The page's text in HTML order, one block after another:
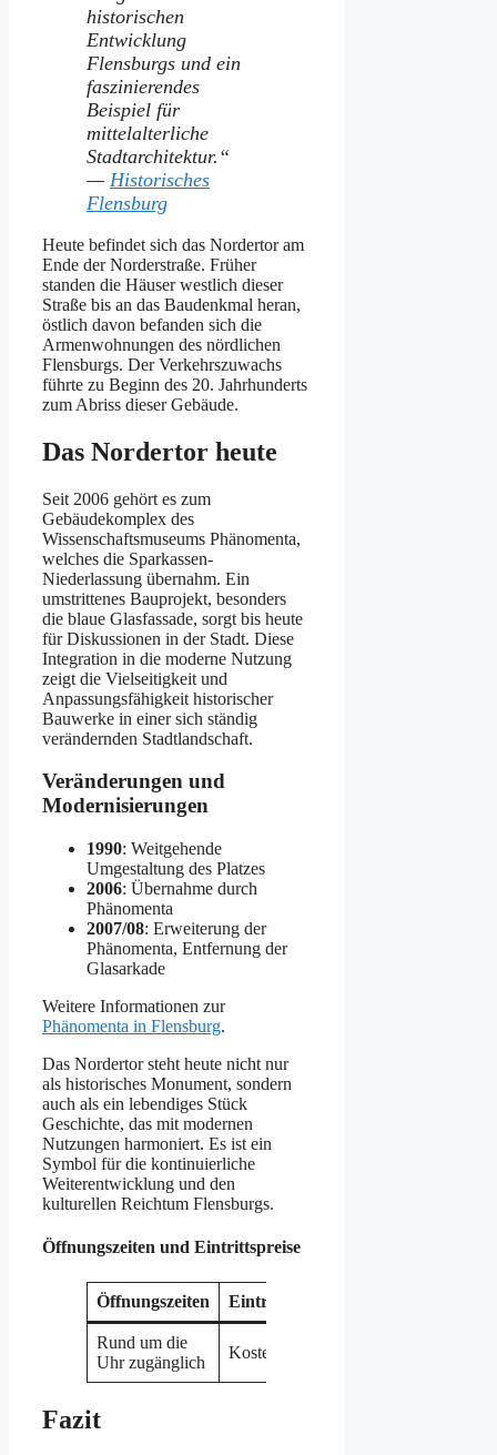
historischen
Entwicklung
Flensburgs und ein
faszinierendes
Beispiel für
mittelalterliche
Stadtarchitektur.“
— Historisches
Flensburg
Heute befindet sich das Nordertor am
Ende der Norderstraße. Früher
standen die Häuser westlich dieser
Straße bis an das Baudenkmal heran,
östlich davon befanden sich die
Armenwohnungen des nördlichen
Flensburgs. Der Verkehrszuwachs
führte zu Beginn des 20. Jahrhunderts
zum Abriss dieser Gebäude.
Das Nordertor heute
Seit 2006 gehört es zum
Gebäudekomplex des
Wissenschaftsmuseums Phänomenta,
welches die Sparkassen-
Niederlassung übernahm. Ein
umstrittenes Bauprojekt, besonders
die blaue Glasfassade, sorgt bis heute
für Diskussionen in der Stadt. Diese
Integration in die moderne Nutzung
zeigt die Vielseitigkeit und
Anpassungsfähigkeit historischer
Bauwerke in einer sich ständig
verändernden Stadtlandschaft.
Veränderungen und
Modernisierungen
1990: Weitgehende
Umgestaltung des Platzes
2006: Übernahme durch
Phänomenta
2007/08: Erweiterung der
Phänomenta, Entfernung der
Glasarkade
Weitere Informationen zur
Phänomenta in Flensburg.
Das Nordertor steht heute nicht nur
als historisches Monument, sondern
auch als ein lebendiges Stück
Geschichte, das mit modernen
Nutzungen harmoniert. Es ist ein
Symbol für die kontinuierliche
Weiterentwicklung und den
kulturellen Reichtum Flensburgs.
Öffnungszeiten und Eintrittspreise
Öffnungszeiten Eintrittspreise
Rund um die
Uhr zugänglich
Kostenlos
Fazit